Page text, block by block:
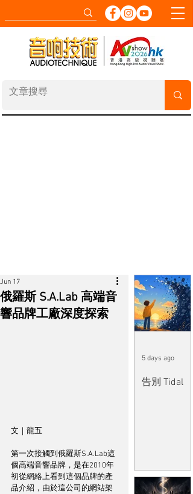
俄羅斯 S.A.Lab 高端音
響品牌工廠深度探索
Jun 17
文｜龍五
第一次接觸到俄羅斯S.A.Lab這
個高端音響品牌，是在2010年
初從網絡上看到這個品牌的產
品介紹，由於這公司的網站架
告別 Tidal
5 days ago